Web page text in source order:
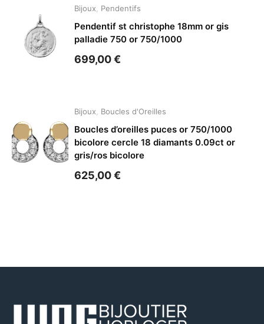
Bijoux Pendentifs
Pendentif st christophe 18mm or gis
palladie 750 or 750/1000
699,00€
Bijoux Boucles d'Oreilles
Boucles d’oreilles puces or 750/1000
bicolore cercle 18 diamants 0.09ct or
gris/ros bicolore
625,00€